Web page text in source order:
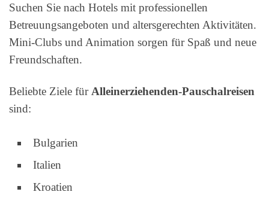
Suchen Sie nach Hotels mit professionellen
Betreuungsangeboten und altersgerechten Aktivitäten.
Mini-Clubs und Animation sorgen für Spaß und neue
Freundschaften.
Beliebte Ziele für Alleinerziehenden-Pauschalreisen
sind:
Bulgarien
Italien
Kroatien